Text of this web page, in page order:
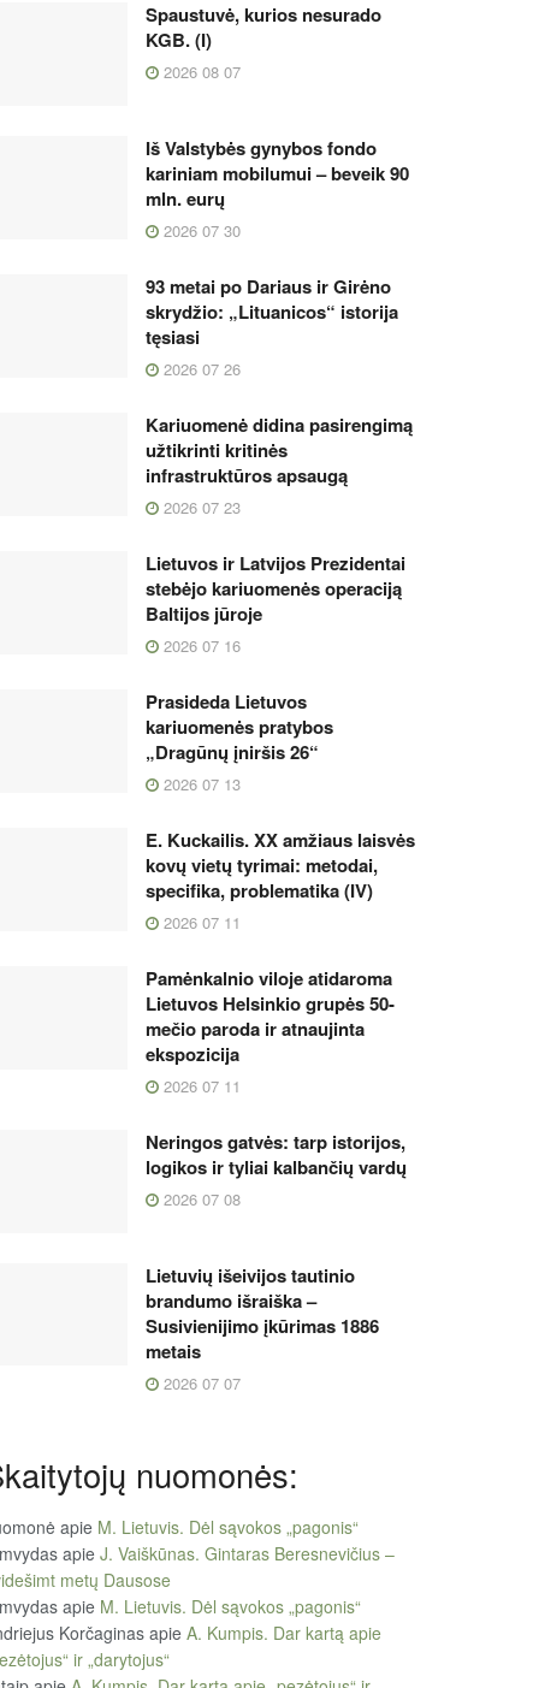
Spaustuvė, kurios nesurado
KGB. (I)
2026 08 07
Iš Valstybės gynybos fondo
kariniam mobilumui – beveik 90
mln. eurų
2026 07 30
93 metai po Dariaus ir Girėno
skrydžio: „Lituanicos“ istorija
tęsiasi
2026 07 26
Kariuomenė didina pasirengimą
užtikrinti kritinės
infrastruktūros apsaugą
2026 07 23
Lietuvos ir Latvijos Prezidentai
stebėjo kariuomenės operaciją
Baltijos jūroje
2026 07 16
Prasideda Lietuvos
kariuomenės pratybos
„Dragūnų įniršis 26“
2026 07 13
E. Kuckailis. XX amžiaus laisvės
kovų vietų tyrimai: metodai,
specifika, problematika (IV)
2026 07 11
Pamėnkalnio viloje atidaroma
Lietuvos Helsinkio grupės 50-
mečio paroda ir atnaujinta
ekspozicija
2026 07 11
Neringos gatvės: tarp istorijos,
logikos ir tyliai kalbančių vardų
2026 07 08
Lietuvių išeivijos tautinio
brandumo išraiška –
Susivienijimo įkūrimas 1886
metais
2026 07 07
nuomonės:
apie M. Lietuvis. Dėl sąvokos „pagonis“
apie J. Vaiškūnas. Gintaras Beresnevičius –
metų Dausose
apie M. Lietuvis. Dėl sąvokos „pagonis“
Korčaginas apie A. Kumpis. Dar kartą apie
ir „darytojus“